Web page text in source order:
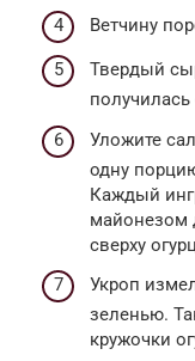
Ветчину
Твердый
получилась
Уложите
одну
Каждый
майонезом
сверху
Укроп
зеленью.
кружочки